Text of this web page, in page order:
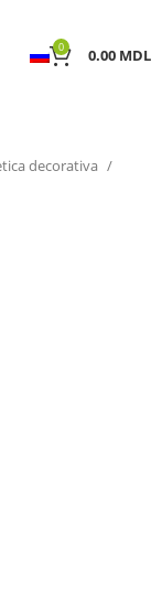
0 0.00 MDL
decorativa